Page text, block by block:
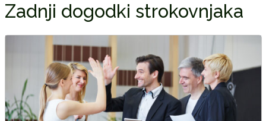
Zadnji dogodki strokovnjaka